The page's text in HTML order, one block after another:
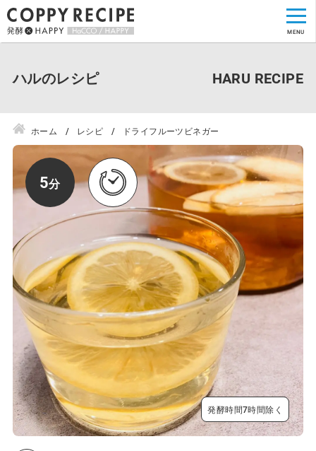
ハルのレシピ
ホーム レシピ ドライフルーツビネガー
5
発酵時間7時間除く